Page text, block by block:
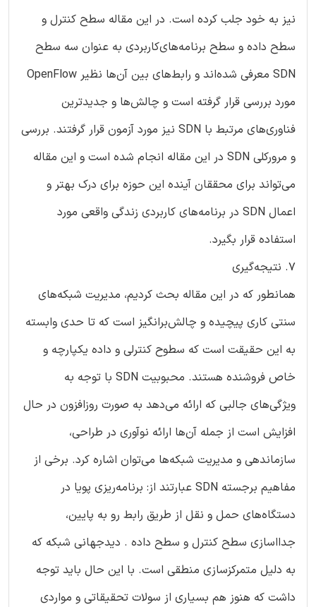
نیز به خود جلب کرده است. در این مقاله سطح کنترل و
سطح داده و سطح برنامه‌های‌کاربردی به عنوان سه سطح
SDN معرفی شده‌اند و رابط‌های بین آن‌ها نظیر OpenFlow
مورد بررسی قرار گرفته است و چالش‌ها و جدیدترین‌
فناوری‌های مرتبط با SDN نیز مورد آزمون قرار گرفتند. بررسی
و مرورکلی SDN در این مقاله انجام شده است و این مقاله
می‌تواند برای محققان آینده این حوزه برای درک بهتر و
اعمال SDN در برنامه‌های کاربردی زندگی واقعی مورد
استفاده قرار بگیرد.
7. نتیجه‌گیری
همانطور که در این مقاله بحث کردیم، مدیریت شبکه‌های
سنتی کاری پیچیده و چالش‌برانگیز است که تا حدی وابسته
به این حقیقت است که سطوح کنترلی و داده‌ یکپارچه و
خاص فروشنده هستند. محبوبیت SDN با توجه به
ویژگی‌های جالبی که ارائه می‌دهد به صورت روزافزون در حال
افزایش است از جمله آن‌ها ارائه نوآوری در طراحی،
سازماندهی و مدیریت شبکه‌ها می‌توان اشاره کرد. برخی از
مفاهیم برجسته SDN عبارتند از: برنامه‌ریزی پویا در
دستگاه‌های حمل و نقل از طریق رابط رو به پایین،
جدااسازی سطح کنترل و سطح داده . دیدجهانی شبکه که
به دلیل متمرکزسازی منطقی است. با این حال باید توجه
داشت که هنوز هم بسیاری از سولات تحقیقاتی و مواردی